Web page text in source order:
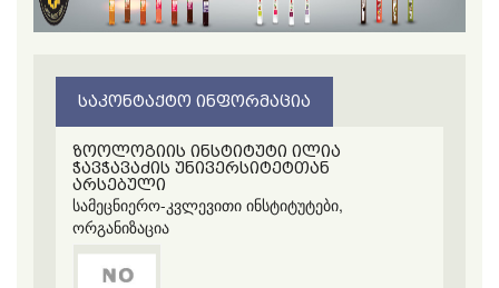
ᲡᲐᲙᲝᲜᲢᲐᲥᲢᲝ ᲘᲜᲤᲝᲠᲛᲐᲪᲘᲐ
ზოოლოგიის ინსტიტუტი ილია
ჭავჭავაძის უნივერსიტეტთან
არსებული
სამეცნიერო-კვლევითი ინსტიტუტები,
ორგანიზაცია